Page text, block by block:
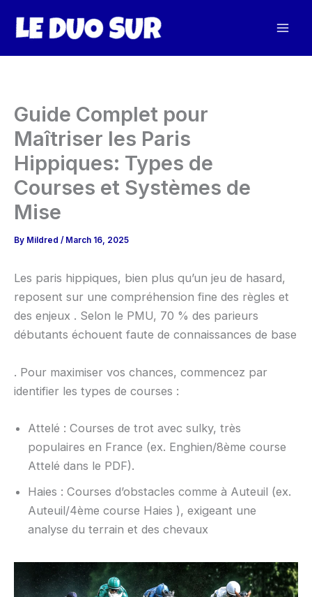
Guide Complet pour
Maîtriser les Paris
Hippiques: Types de
Courses et Systèmes de
Mise
By Mildred / March 16, 2025
Les paris hippiques, bien plus qu’un jeu de hasard,
reposent sur une compréhension fine des règles et
des enjeux . Selon le PMU, 70 % des parieurs
débutants échouent faute de connaissances de base
. Pour maximiser vos chances, commencez par
identifier les types de courses :
Attelé : Courses de trot avec sulky, très
populaires en France (ex. Enghien/8ème course
Attelé dans le PDF).
Haies : Courses d’obstacles comme à Auteuil (ex.
Auteuil/4ème course Haies ), exigeant une
analyse du terrain et des chevaux